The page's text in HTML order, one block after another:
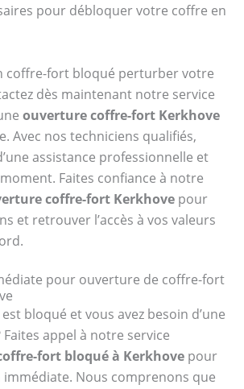
pour débloquer votre coffre en
coffre-fort bloqué perturber votre
dès maintenant notre service
ouverture coffre-fort Kerkhove
Avec nos techniciens qualifiés,
assistance professionnelle et
Faites confiance à notre
coffre-fort Kerkhove pour
et retrouver l’accès à vos valeurs
pour ouverture de coffre-fort
bloqué et vous avez besoin d’une
appel à notre service
fort bloqué à Kerkhove pour
Nous comprenons que